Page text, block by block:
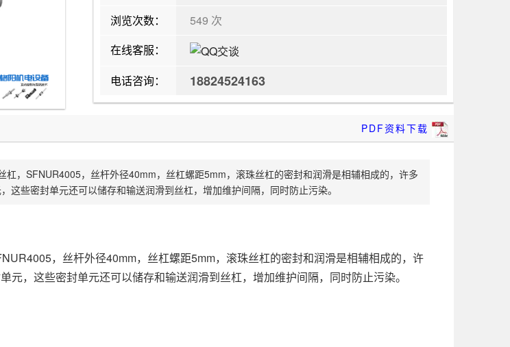
浏览次数：
549 次
在线客服：
电话咨询：
18824524163
PDF资料下载
杠，SFNUR4005，丝杆外径40mm，丝杠螺距5mm，滚珠丝杠的密封和润滑是相辅相成的，许多
这些密封单元还可以储存和输送润滑到丝杠，增加维护间隔，同时防止污染。
，丝杆外径40mm，丝杠螺距5mm，滚珠丝杠的密封和润滑是相辅相成的，许
元，这些密封单元还可以储存和输送润滑到丝杠，增加维护间隔，同时防止污染。